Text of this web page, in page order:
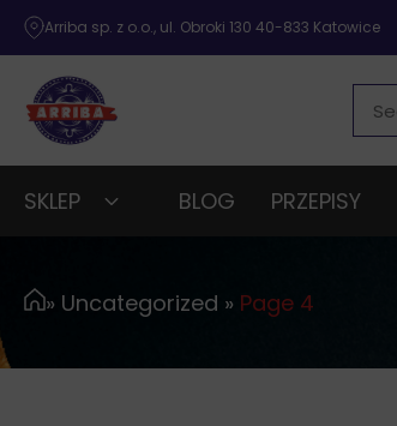
Arriba sp. z o.o., ul. Obroki 130 40-833 Katowice
SKLEP BLOG PRZEPISY
» Uncategorized » Page 4